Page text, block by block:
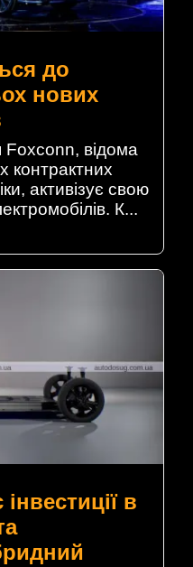
до
нових
Foxconn, відома
контрактних
активізує свою
К...
в